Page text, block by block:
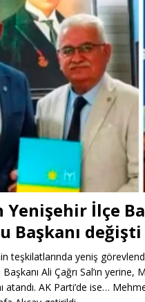
Yenişehir İlçe
Başkanı değişti
teşkilatlarında yeniş
Ali Çağrı Sal’ın
atandı. AK Parti’de ise…